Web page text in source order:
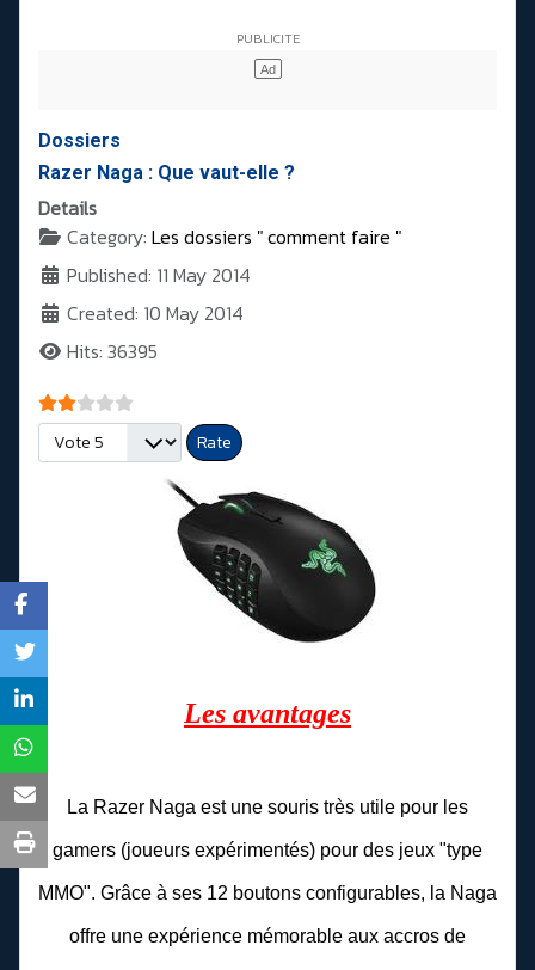
Dossiers
Razer Naga : Que vaut-elle ?
Details
Category: Les dossiers " comment faire "
Published: 11 May 2014
Created: 10 May 2014
Hits: 36395
User Rating:
Please Rate
Les avantages
La Razer Naga est une souris très utile pour les
gamers (joueurs expérimentés) pour des jeux "type
MMO". Grâce à ses 12 boutons configurables, la Naga
offre une expérience mémorable aux accros de